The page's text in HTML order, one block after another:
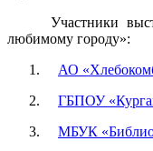
Участники
любимому городу»:
1.
АО
2.
ГБПОУ
3.
МБУК